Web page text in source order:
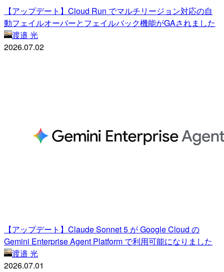
【アップデート】Cloud Run でマルチリージョン対応の自
動フェイルオーバーとフェイルバック機能がGAされました
渡邉 光
2026.07.02
【アップデート】Claude Sonnet 5 が Google Cloud の
Gemini Enterprise Agent Platform で利用可能になりました
渡邉 光
2026.07.01